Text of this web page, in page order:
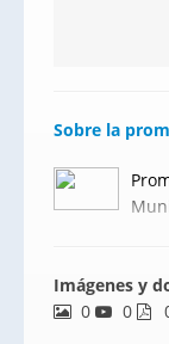
Sobre la
Imágenes y
0
0